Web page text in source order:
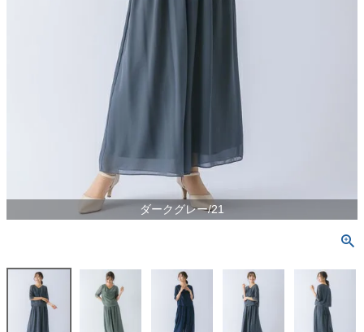
ダークグレー/21